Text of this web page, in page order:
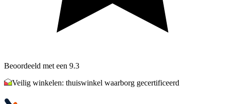
Beoordeeld met een 9.3
Veilig winkelen: thuiswinkel waarborg gecertificeerd